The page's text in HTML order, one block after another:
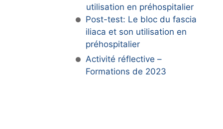
utilisation en préhospitalier
Post-test: Le bloc du fascia
iliaca et son utilisation en
préhospitalier
Activité réflective –
Formations de 2023